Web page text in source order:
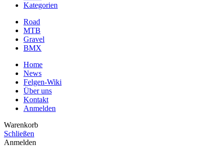
Kategorien
Road
MTB
Gravel
BMX
Home
News
Felgen-Wiki
Über uns
Kontakt
Anmelden
Warenkorb
Schließen
Anmelden